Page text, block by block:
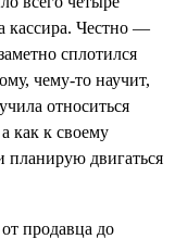
кассира. Честно —
сплотился
чему-то научит,
относиться
как к своему
планирую двигаться